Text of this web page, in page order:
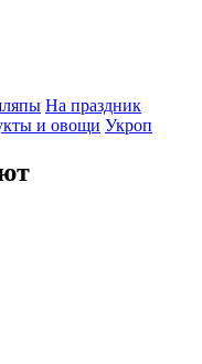
На праздник
и овощи Укроп